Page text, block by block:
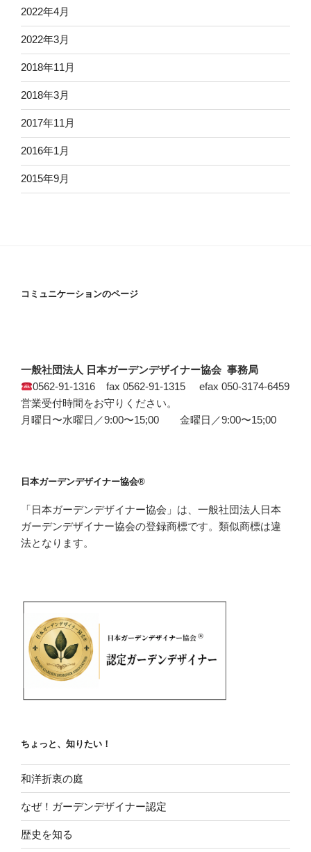
2022年4月
2022年3月
2018年11月
2018年3月
2017年11月
2016年1月
2015年9月
コミュニケーションのページ
一般社団法人 日本ガーデンデザイナー協会 事務局
0562-91-1316 fax 0562-91-1315 efax 050-3174-6459
営業受付時間をお守りください。
月曜日〜水曜日／9:00〜15;00 金曜日／9:00〜15;00
日本ガーデンデザイナー協会®
「日本ガーデンデザイナー協会」は、一般社団法人日本
ガーデンデザイナー協会の登録商標です。類似商標は違
法となります。
ちょっと、知りたい！
和洋折衷の庭
なぜ！ガーデンデザイナー認定
歴史を知る